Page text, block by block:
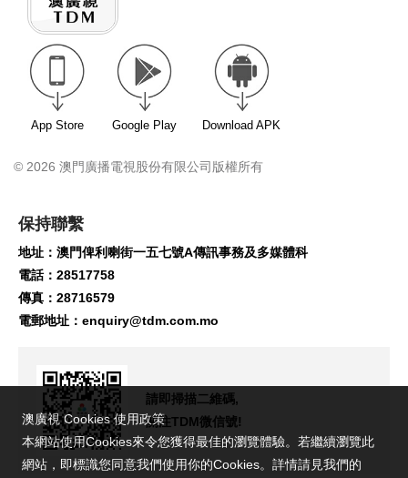
App Store Google Play Download APK
© 2026 澳門廣播電視股份有限公司版權所有
保持聯繫
地址：澳門俾利喇街一五七號A傳訊事務及多媒體科
電話：28517758
傳真：28716579
電郵地址： enquiry@tdm.com.mo
請即掃描二維碼,
關注TDM微信號!
澳廣視 Cookies 使用政策
本網站使用Cookies來令您獲得最佳的瀏覽體驗。若繼續瀏覽此
網站，即標識您同意我們使用你的Cookies。詳情請見我們的